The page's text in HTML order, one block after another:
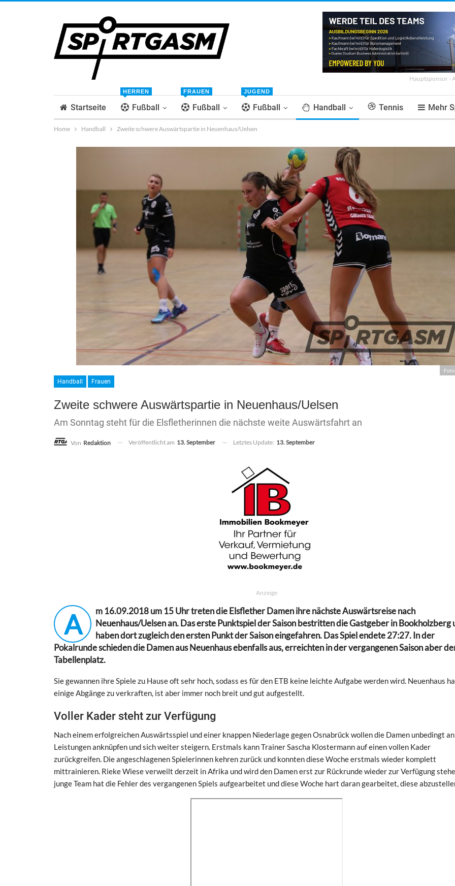
Hauptsponsor -
Startseite Fußball
HERREN
Fußball
FRAUEN
Fußball
JUGEND
Handball Tennis Mehr
Home Handball Zweite schwere Auswärtspartie in Neuenhaus/Uelsen
Handball Frauen
Zweite schwere Auswärtspartie in Neuenhaus/Uelsen
Am Sonntag steht für die Elsfletherinnen die nächste weite Auswärtsfahrt an
Von Redaktion Veröffentlicht am 13. September Letztes Update: 13. September
Anzeige
A
m 16.09.2018 um 15 Uhr treten die Elsflether Damen ihre nächste Auswärtsreise nach
Neuenhaus/Uelsen an. Das erste Punktspiel der Saison bestritten die Gastgeber in Bookholzberg
haben dort zugleich den ersten Punkt der Saison eingefahren. Das Spiel endete 27:27. In der
Pokalrunde schieden die Damen aus Neuenhaus ebenfalls aus, erreichten in der vergangenen Saison aber
Tabellenplatz.
Sie gewannen ihre Spiele zu Hause oft sehr hoch, sodass es für den ETB keine leichte Aufgabe werden wird. Neuenhaus
einige Abgänge zu verkraften, ist aber immer noch breit und gut aufgestellt.
Voller Kader steht zur Verfügung
Nach einem erfolgreichen Auswärtsspiel und einer knappen Niederlage gegen Osnabrück wollen die Damen unbedingt
Leistungen anknüpfen und sich weiter steigern. Erstmals kann Trainer Sascha Klostermann auf einen vollen Kader
zurückgreifen. Die angeschlagenen Spielerinnen kehren zurück und konnten diese Woche erstmals wieder komplett
mittrainieren. Rieke Wiese verweilt derzeit in Afrika und wird den Damen erst zur Rückrunde wieder zur Verfügung
junge Team hat die Fehler des vergangenen Spiels aufgearbeitet und diese Woche hart daran gearbeitet, diese